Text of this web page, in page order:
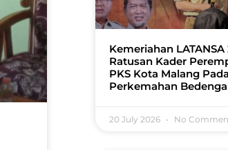
Kemeriahan LATANSA
Ratusan Kader
PKS Kota Malang
Perkemahan
20 July 2026 No